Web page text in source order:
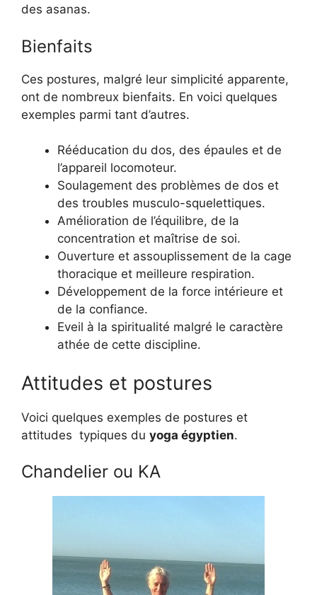
des asanas.
Bienfaits
Ces postures, malgré leur simplicité apparente,
ont de nombreux bienfaits. En voici quelques
exemples parmi tant d’autres.
Rééducation du dos, des épaules et de
l’appareil locomoteur.
Soulagement des problèmes de dos et
des troubles musculo-squelettiques.
Amélioration de l’équilibre, de la
concentration et maîtrise de soi.
Ouverture et assouplissement de la cage
thoracique et meilleure respiration.
Développement de la force intérieure et
de la confiance.
Eveil à la spiritualité malgré le caractère
athée de cette discipline.
Attitudes et postures
Voici quelques exemples de postures et
attitudes typiques du yoga égyptien.
Chandelier ou KA